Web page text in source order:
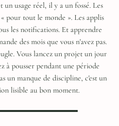
usage réel, il y a un fossé. Les
pour tout le monde ». Les applis
les notifications. Et apprendre
des mois que vous n'avez pas.
Vous lancez un projet un jour
à pousser pendant une période
un manque de discipline, c'est un
lisible au bon moment.